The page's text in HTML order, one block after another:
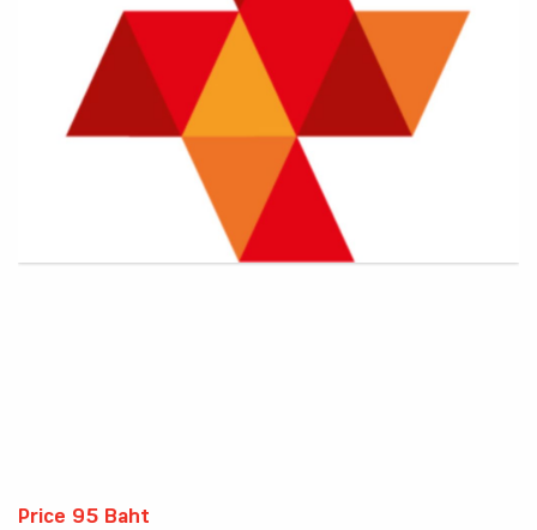
Price 95 Baht